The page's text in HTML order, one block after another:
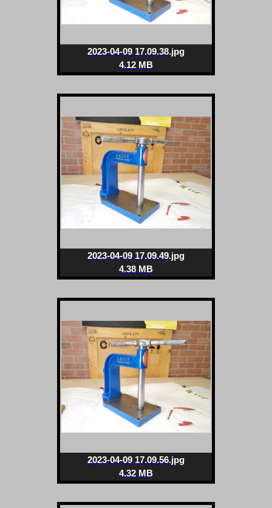
2023-04-09 17.09.38.jpg
4.12 MB
2023-04-09 17.09.49.jpg
4.38 MB
2023-04-09 17.09.56.jpg
4.32 MB